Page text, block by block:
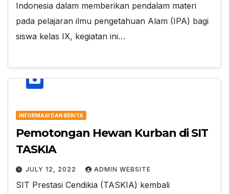
Indonesia dalam memberikan pendalam materi
pada pelajaran ilmu pengetahuan Alam (IPA) bagi
siswa kelas IX, kegiatan ini…
INFORMASI DAN BERITA
Pemotongan Hewan Kurban di SIT
TASKIA
JULY 12, 2022 ADMIN WEBSITE
SIT Prestasi Cendikia (TASKIA) kembali